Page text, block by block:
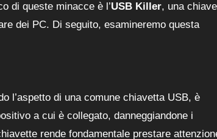
di queste minacce è l’USB Killer, una
dei PC. Di seguito, esamineremo questa
l’aspetto di una comune chiavetta USB, è
a cui è collegato, danneggiandone i
rende fondamentale prestare